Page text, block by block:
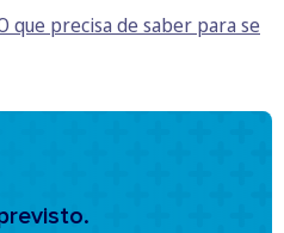
que precisa de saber para se